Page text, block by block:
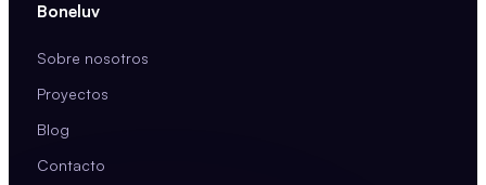
Boneluv
Sobre nosotros
Proyectos
Blog
Contacto